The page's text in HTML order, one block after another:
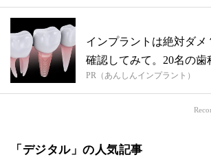
インプラントは絶対ダメ
確認してみて。20名の歯
イ...
PR（あんしんインプラント）
「デジタル」の人気記事